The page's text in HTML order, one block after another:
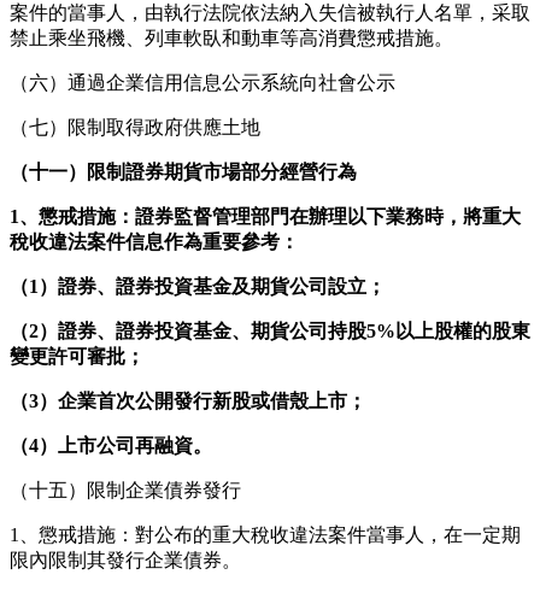
案件的當事人，由執行法院依法納入失信被執行人名單，采取
禁止乘坐飛機、列車軟臥和動車等高消費懲戒措施。
（六）通過企業信用信息公示系統向社會公示
（七）限制取得政府供應土地
（十一）限制證券期貨市場部分經營行為
1、懲戒措施：證券監督管理部門在辦理以下業務時，將重大
稅收違法案件信息作為重要參考：
（1）證券、證券投資基金及期貨公司設立；
（2）證券、證券投資基金、期貨公司持股5%以上股權的股東
變更許可審批；
（3）企業首次公開發行新股或借殼上市；
（4）上市公司再融資。
（十五）限制企業債券發行
1、懲戒措施：對公布的重大稅收違法案件當事人，在一定期
限內限制其發行企業債券。